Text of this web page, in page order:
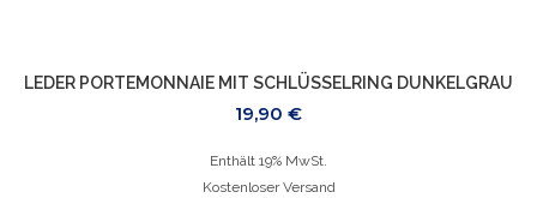
LEDER PORTEMONNAIE MIT SCHLÜSSELRING DUNKELGRAU
19,90 €
Enthält 19% MwSt.
Kostenloser Versand